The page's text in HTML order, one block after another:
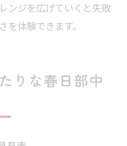
ンジを広げていくと失敗
体験できます。
りな春日部中